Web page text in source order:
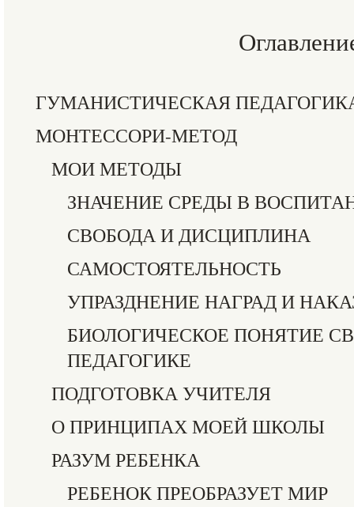
ГУМАНИСТИЧЕСКАЯ
МОНТЕССОРИ-МЕТОД
МОИ МЕТОДЫ
ЗНАЧЕНИЕ СРЕДЫ В
СВОБОДА И ДИСЦИПЛИНА
САМОСТОЯТЕЛЬНОСТЬ
УПРАЗДНЕНИЕ НАГРАД И
БИОЛОГИЧЕСКОЕ ПОНЯТИЕ
ПЕДАГОГИКЕ
ПОДГОТОВКА УЧИТЕЛЯ
О ПРИНЦИПАХ МОЕЙ ШКОЛЫ
РАЗУМ РЕБЕНКА
РЕБЕНОК ПРЕОБРАЗУЕТ МИР